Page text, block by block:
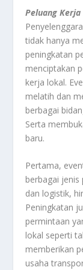
Peluang
tidak hanya
peningkatan
menciptakan
kerja lokal.
melatih dan
berbagai
Serta
baru.
Pertama,
berbagai
dan logistik,
Peningkatan
permintaan
lokal seperti
memberikan
usaha